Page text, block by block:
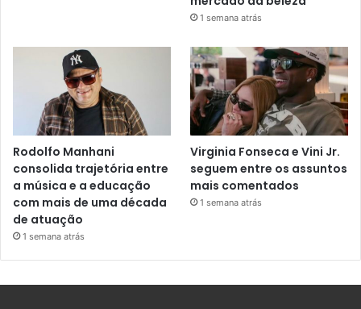
1 semana atrás
Rodolfo Manhani
consolida trajetória entre
a música e a educação
com mais de uma década
de atuação
1 semana atrás
Virginia Fonseca e Vini Jr.
seguem entre os assuntos
mais comentados
1 semana atrás